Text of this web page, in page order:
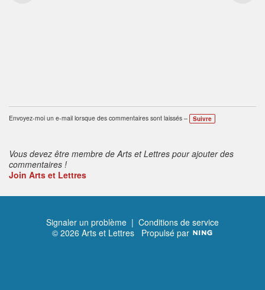
Envoyez-moi un e-mail lorsque des commentaires sont laissés – Suivre
Vous devez être membre de Arts et Lettres pour ajouter des
commentaires !
Join Arts et Lettres
Signaler un problème | Conditions de service
© 2026 Arts et Lettres Propulsé par